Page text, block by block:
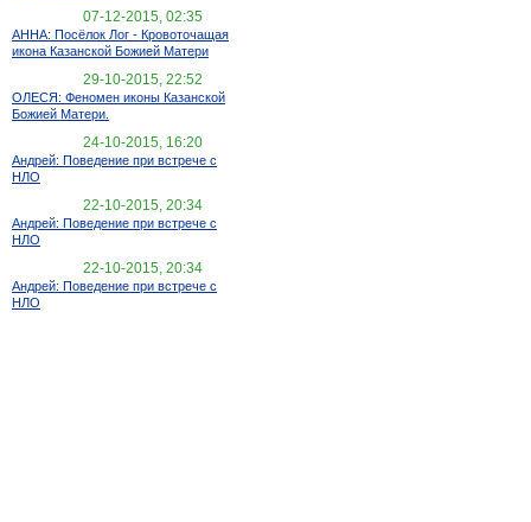
07-12-2015, 02:35
АННА: Посёлок Лог - Кровоточащая
икона Казанской Божией Матери
29-10-2015, 22:52
ОЛЕСЯ: Феномен иконы Казанской
Божией Матери.
24-10-2015, 16:20
Андрей: Поведение при встрече с
НЛО
22-10-2015, 20:34
Андрей: Поведение при встрече с
НЛО
22-10-2015, 20:34
Андрей: Поведение при встрече с
НЛО